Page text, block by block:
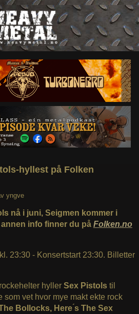
Nyheter
Omtaler
Intervjuer
Om oss
Abonner
hyllest på Folken
yngve
nå i juni, Seigmen kommer i
info finner du på Folken.no
23:30 - Konsertstart 23:30. Billetter
hyller Sex Pistolstil
som vet hvor mye makt ekte rock
Bollocks, Here ́s The Sex